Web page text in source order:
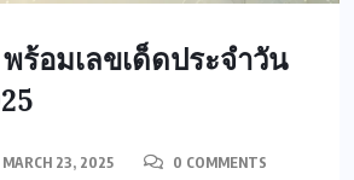
ร้อมเลขเด็ดประจำวัน
MARCH 23, 2025 0 COMMENTS